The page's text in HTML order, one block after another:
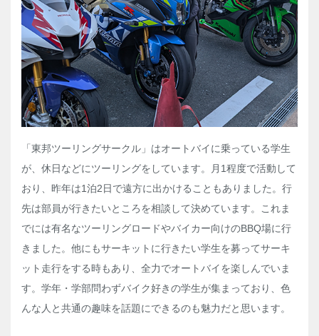
「東邦ツーリングサークル」はオートバイに乗っている学生
が、休日などにツーリングをしています。月1程度で活動して
おり、昨年は1泊2日で遠方に出かけることもありました。行
先は部員が行きたいところを相談して決めています。これま
でには有名なツーリングロードやバイカー向けのBBQ場に行
きました。他にもサーキットに行きたい学生を募ってサーキ
ット走行をする時もあり、全力でオートバイを楽しんでいま
す。学年・学部問わずバイク好きの学生が集まっており、色
んな人と共通の趣味を話題にできるのも魅力だと思います。